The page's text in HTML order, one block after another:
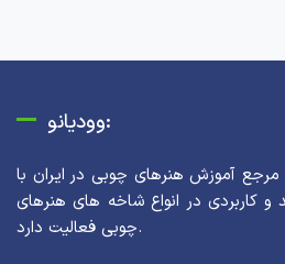
وودیانو:
مرجع آموزش هنرهای چوبی در ایران با
کاربردی در انواع شاخه های هنرهای
چوبی فعالیت دارد.